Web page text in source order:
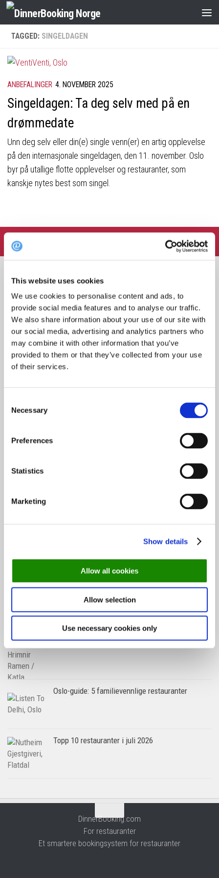
This website uses cookies
We use cookies to personalise content and ads, to
provide social media features and to analyse our traffic.
We also share information about your use of our site with
our social media, advertising and analytics partners who
may combine it with other information that you’ve
provided to them or that they’ve collected from your use
of their services.
Selection
Necessary
Preferences
Statistics
Marketing
Show details
Allow all cookies
Allow selection
Use necessary cookies only
TAGGED: SINGELDAGEN
ANBEFALINGER 4. NOVEMBER 2025
Singeldagen: Ta deg selv med på en
drømmedate
Unn deg selv eller din(e) single venn(er) en artig opplevelse
på den internasjonale singeldagen, den 11. november. Oslo
byr på utallige flotte opplevelser og restauranter, som
kanskje nytes best som singel.
FOLLOW:
etter:
Topp 10 restauranter i juli 2026
Oslo-guide: Forfriskende sommermenyer
De mest populære spisestedene så langt i 2026
Helsinki-guiden: Her spiser du i verdens
Oslo-guide: Forfriskende sommermenyer
Oslo-guide: 5 familievennlige restauranter
Topp 10 restauranter i juli 2026
DinnerBooking.com
For restauranter
Et smartere bookingsystem for restauranter